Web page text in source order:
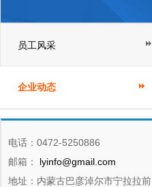
员工风采
企业动态
电话：0472-5250886
邮箱：
lyinfo@gmail.com
地址：内蒙古巴彦淖尔市宁拉拉前